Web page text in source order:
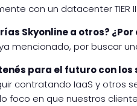
con un datacenter TIER
Skyonline a otros? ¿Por
mencionado, por buscar
para el futuro con los
contratando IaaS y otros
foco en que nuestros